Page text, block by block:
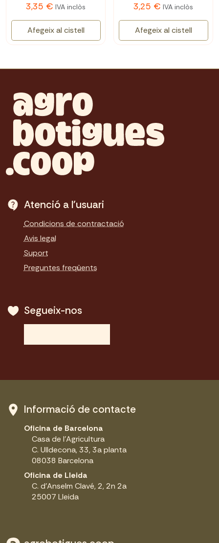
3,35 € IVA inclòs
Afegeix al cistell
3,25 € IVA inclòs
Afegeix al cistell
Atenció a l'usuari
Condicions de contractació
Avis legal
Suport
Preguntes freqüents
Segueix-nos
Informació de contacte
Oficina de Barcelona
Casa de l'Agricultura
C. Ulldecona, 33, 3a planta
08038 Barcelona
Oficina de Lleida
C. d'Anselm Clavé, 2, 2n 2a
25007 Lleida